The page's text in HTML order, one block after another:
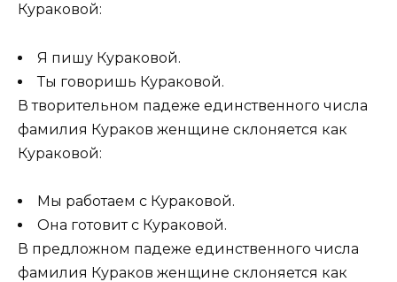
Кураковой:
Я пишу Кураковой.
Ты говоришь Кураковой.
В творительном падеже единственного числа
фамилия Кураков женщине склоняется как
Кураковой:
Мы работаем с Кураковой.
Она готовит с Кураковой.
В предложном падеже единственного числа
фамилия Кураков женщине склоняется как